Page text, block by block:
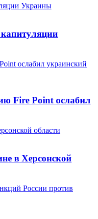
Украины
ослабил украинский
Fire Point ослабил
области
в Херсонской
России против